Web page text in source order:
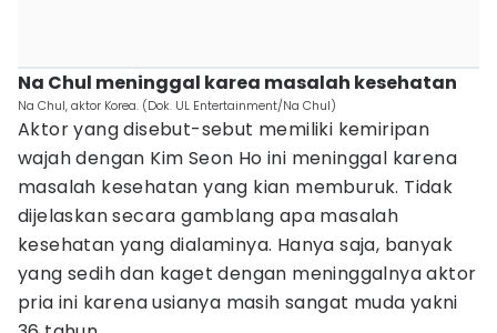
Na Chul meninggal karea masalah kesehatan
Na Chul, aktor Korea. (Dok. UL Entertainment/Na Chul)
Aktor yang disebut-sebut memiliki kemiripan
wajah dengan Kim Seon Ho ini meninggal karena
masalah kesehatan yang kian memburuk. Tidak
dijelaskan secara gamblang apa masalah
kesehatan yang dialaminya. Hanya saja, banyak
yang sedih dan kaget dengan meninggalnya aktor
pria ini karena usianya masih sangat muda yakni